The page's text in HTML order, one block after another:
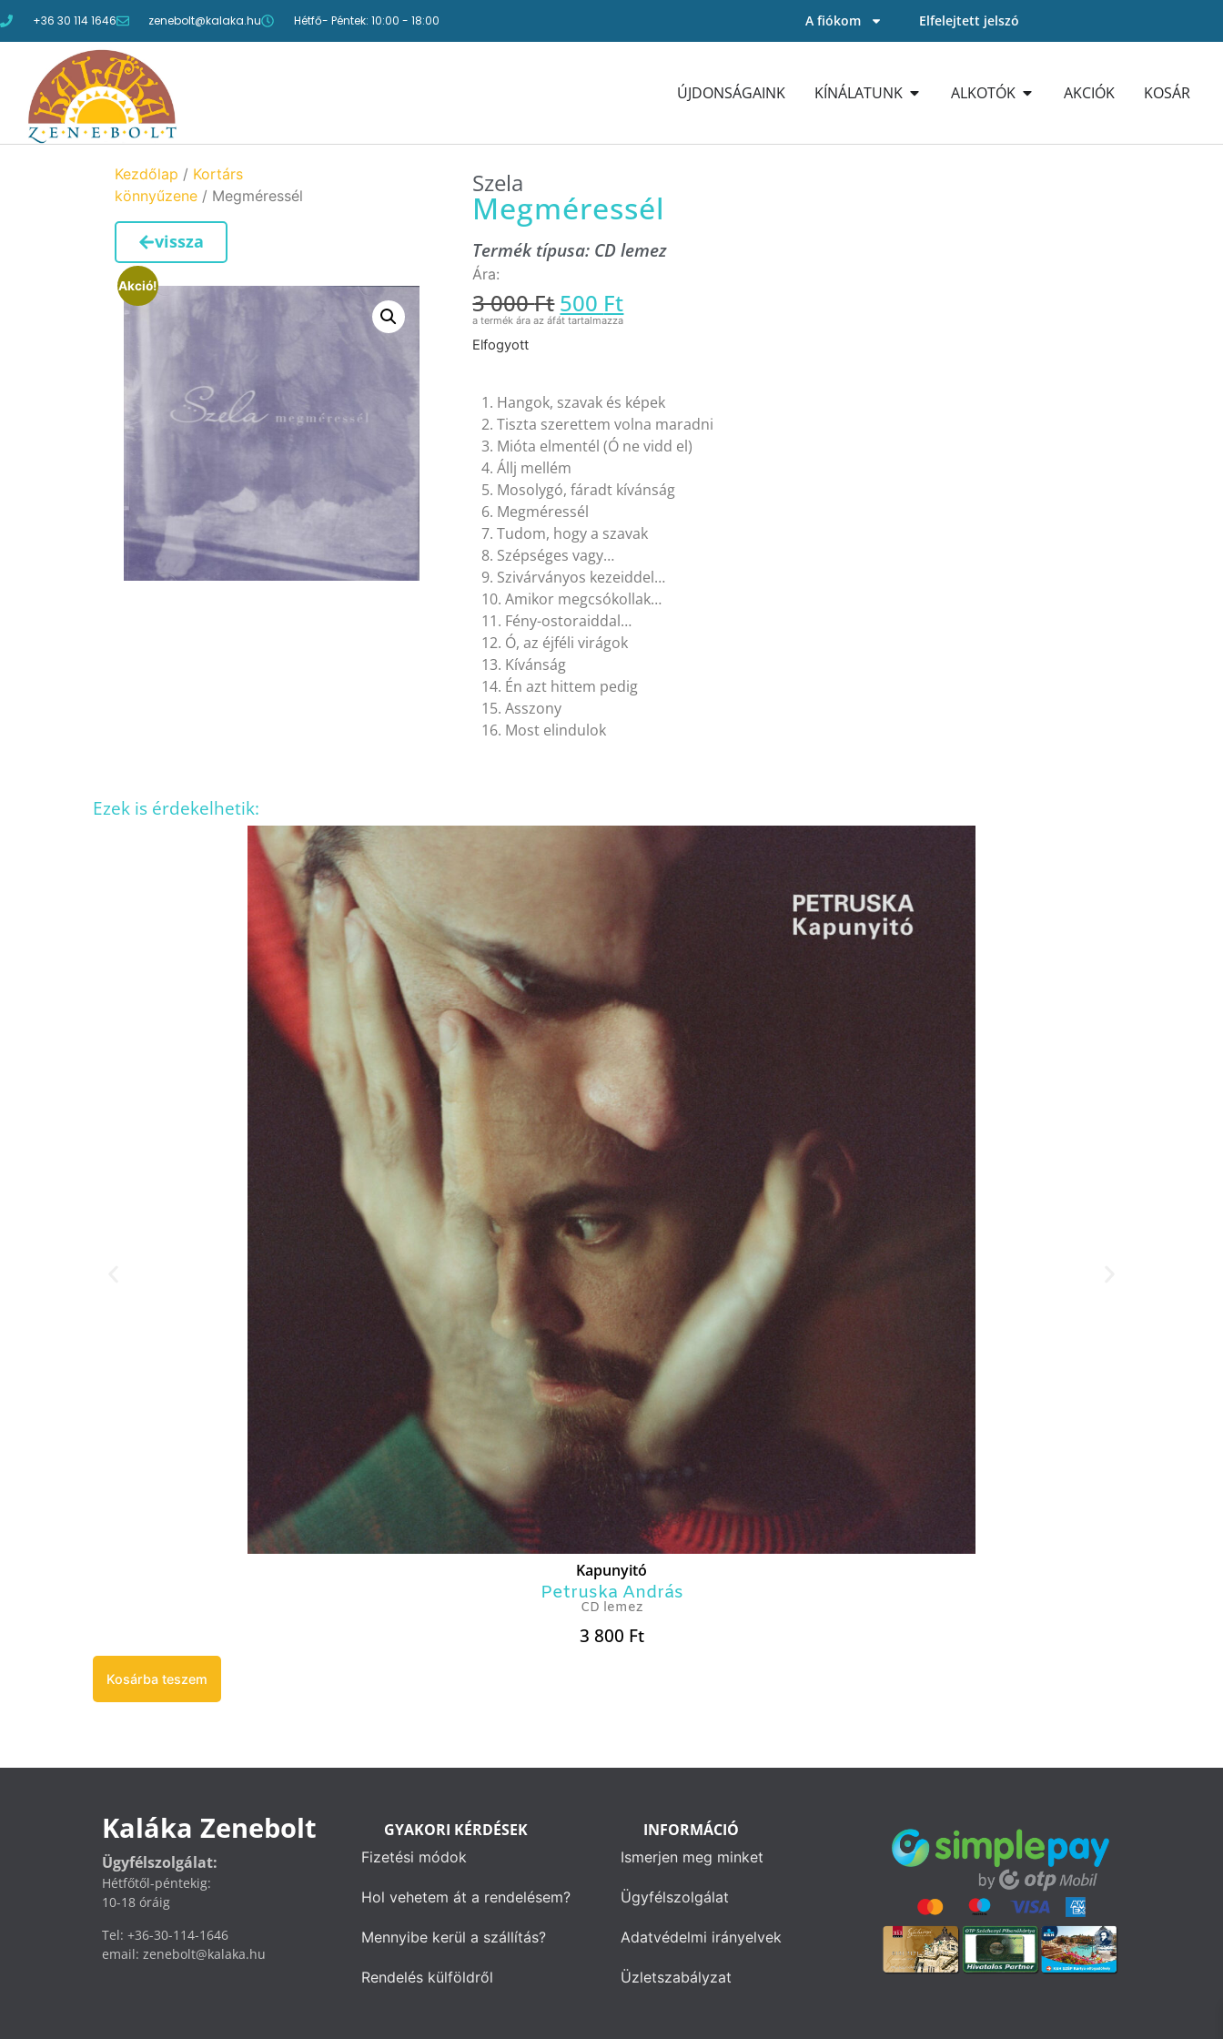
+36 30 114 1646 zenebolt@kalaka.hu Hétfő- Péntek: 10:00 - 18:00 A fiókom Elfelejtett jelszó
ÚJDONSÁGAINK KÍNÁLATUNK ALKOTÓK AKCIÓK KOSÁR
Kezdőlap / Kortárs
könnyűzene / Megméressél
vissza
Akció!
Szela
Megméressél
Termék típusa: CD lemez
3 000Ft500 Ft
Elfogyott
1. Hangok, szavak és képek
2. Tiszta szerettem volna maradni
3. Mióta elmentél (Ó ne vidd el)
4. Állj mellém
5. Mosolygó, fáradt kívánság
6. Megméressél
7. Tudom, hogy a szavak
8. Szépséges vagy…
9. Szivárványos kezeiddel…
10. Amikor megcsókollak…
11. Fény-ostoraiddal…
12. Ó, az éjféli virágok
13. Kívánság
14. Én azt hittem pedig
15. Asszony
16. Most elindulok
Ezek is érdekelhetik:
Kapunyitó
Petruska András
CD lemez
3 800 Ft
Kosárba teszem
Kaláka Zenebolt
Ügyfélszolgálat:
Hétfőtől-péntekig:
10-18 óráig
Tel: +36-30-114-1646
email: zenebolt@kalaka.hu
GYAKORI KÉRDÉSEK
Fizetési módok
Hol vehetem át a rendelésem?
Mennyibe kerül a szállítás?
Rendelés külföldről
INFORMÁCIÓ
Ismerjen meg minket
Ügyfélszolgálat
Adatvédelmi irányelvek
Üzletszabályzat